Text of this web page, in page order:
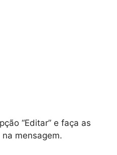
“Editar” e faça as
mensagem.